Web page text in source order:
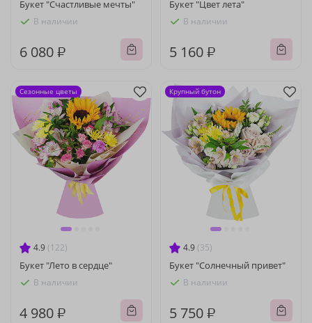
Букет "Счастливые мечты"
В наличии
6 080 ₽
Букет "Цвет лета"
В наличии
5 160 ₽
4.9 (122)
Букет "Лето в сердце"
В наличии
4 980 ₽
Сезонные цветы
4.9 (35)
Букет "Солнечный привет"
В наличии
5 750 ₽
Крупный бутон